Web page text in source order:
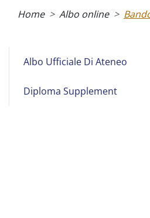
Home Albo online
Albo
Albo Ufficiale Di Ateneo
Diploma Supplement